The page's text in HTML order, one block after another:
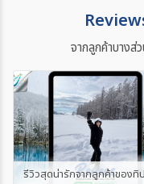
เย
ที่สุ
ขอ
จากลูกค้าบางส่